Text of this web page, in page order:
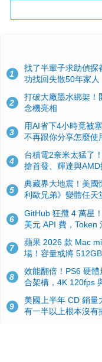
1
找了半輩子求助偵探
功找回失散50年家人
2
打破大廠墨水綁架
念機亮相
3
用AI省下4小時竟被
不再跟你分享怎麼使
4
台積電2奈米太猛了
搶首發、輝達與
5
典藏界大地震！美國
利歐兄弟》變體任天
6
GitHub 狂攬 4 萬星
美元 API 費，Token
7
蘋果 2026 款 Mac
場！容量或將
8
效能翻倍！PS6 硬
合架構，4K 120fps
9
美國上半年 CD 銷
有一半以上根本沒有